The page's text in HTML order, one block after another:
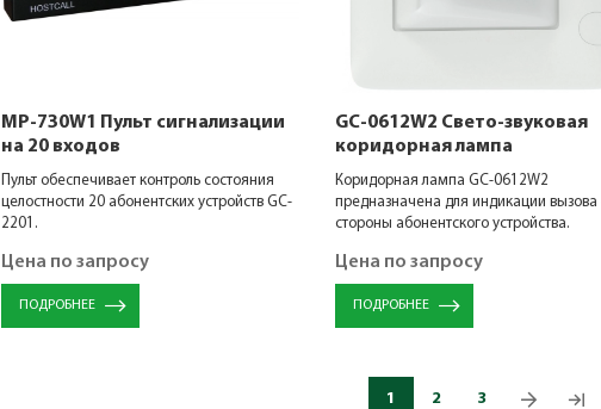
MP-730W1 Пульт сигнализации
на 20 входов
Пульт обеспечивает контроль состояния
целостности 20 абонентских устройств GC-
2201.
Цена по запросу
ПОДРОБНЕЕ
GC-0612W2 Свето-звуковая
коридорная лампа
Коридорная лампа GC-0612W2
предназначена для индикации вызова
стороны абонентского устройства.
Цена по запросу
ПОДРОБНЕЕ
1 2 3